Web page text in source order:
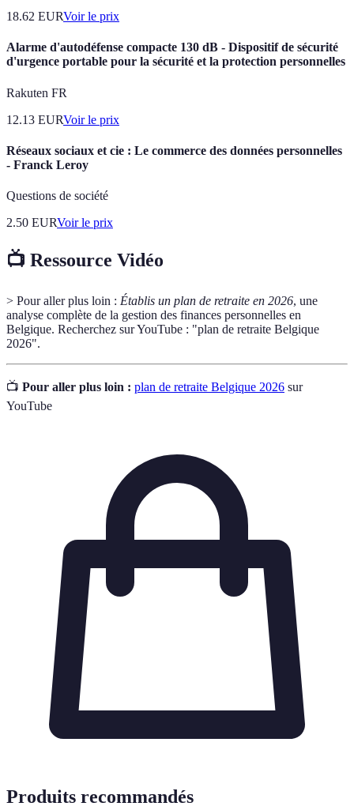
18.62 EURVoir le prix
Alarme d'autodéfense compacte 130 dB - Dispositif de sécurité
d'urgence portable pour la sécurité et la protection personnelles
Rakuten FR
12.13 EURVoir le prix
Réseaux sociaux et cie : Le commerce des données personnelles
- Franck Leroy
Questions de société
2.50 EURVoir le prix
📺 Ressource Vidéo
> Pour aller plus loin : Établis un plan de retraite en 2026, une
analyse complète de la gestion des finances personnelles en
Belgique. Recherchez sur YouTube : "plan de retraite Belgique
2026".
📺 Pour aller plus loin : plan de retraite Belgique 2026 sur
YouTube
Produits recommandés